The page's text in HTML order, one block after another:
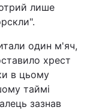
лише
один м'яч,
хрест
в цьому
таймі
зазнав